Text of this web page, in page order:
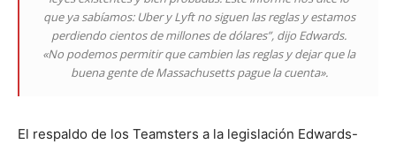
que ya sabíamos: Uber y Lyft no siguen las reglas y estamos
perdiendo cientos de millones de dólares”, dijo Edwards.
«No podemos permitir que cambien las reglas y dejar que la
buena gente de Massachusetts pague la cuenta».
El respaldo de los Teamsters a la legislación Edwards-